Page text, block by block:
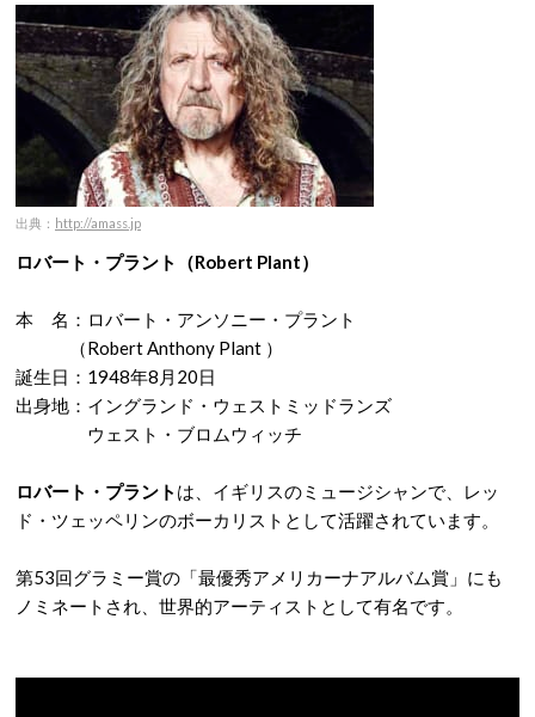
出典： http://amass.jp
ロバート・プラント（Robert Plant）
本 名：ロバート・アンソニー・プラント
（Robert Anthony Plant ）
誕生日：1948年8月20日
出身地：イングランド・ウェストミッドランズ
ウェスト・ブロムウィッチ
ロバート・プラント は、イギリスのミュージシャンで、レッ
ド・ツェッペリンのボーカリストとして活躍されています。
第53回グラミー賞の「最優秀アメリカーナアルバム賞」にも
ノミネートされ、世界的アーティストとして有名です。